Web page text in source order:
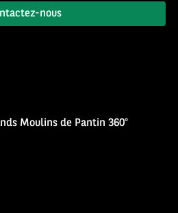
nous
Moulins de Pantin 360°